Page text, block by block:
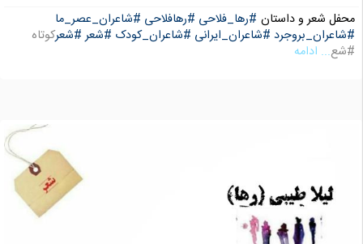
محفل شعر و داستان #رها_فلاحی #رهافلاحی #شاعران_عصر_ما
#شاعران_بروجرد #شاعران_ایرانی #شاعران_کودک #شعر #شعرکوتاه
#شع... ادامه